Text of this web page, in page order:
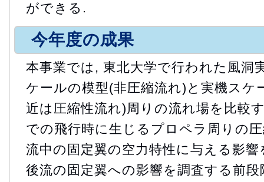
ができる.
今年度の成果
本事業では, 東北大学で行われた風洞
ケールの模型(非圧縮流れ)と実機スケ
近は圧縮性流れ)周りの流れ場を比較
での飛行時に生じるプロペラ周りの
流中の固定翼の空力特性に与える影
後流の固定翼への影響を調査する前